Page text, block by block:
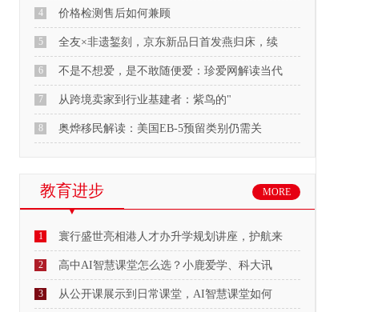
4 价格检测售后如何兼顾
5 全友×非遗錾刻，京东新品日首发燕归床，续
6 不是不想爱，是不敢随便爱：珍爱网解读当代
7 从跨境卖家到行业基建者：紫鸟的"
8 奥烨移民解读：美国EB-5预留类别仍需关
教育进步 MORE
1 寰行盛世亮相港人才办升学规划讲座，护航来
2 高中AI智慧课堂怎么选？小鹿爱学、科大讯
3 从公开课展示到日常课堂，AI智慧课堂如何